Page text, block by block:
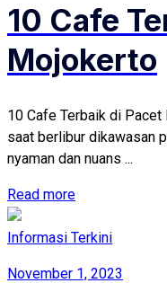
10 Cafe
Mojokerto
10 Cafe Terbaik di
saat berlibur dikawasan
nyaman dan nuans ...
Read more
Informasi Terkini
November 1, 2023